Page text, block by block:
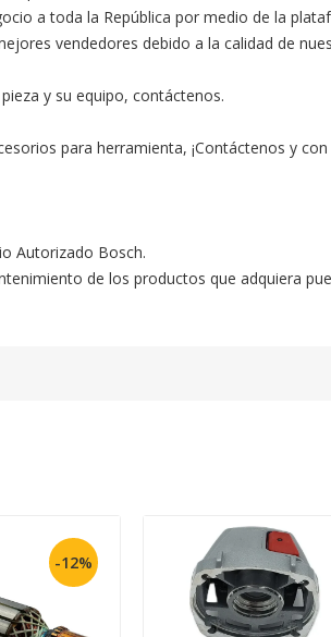
a toda la República por medio de la
vendedores debido a la calidad de
y su equipo, contáctenos.
para herramienta, ¡Contáctenos y
Autorizado Bosch.
de los productos que adquiera
-12%